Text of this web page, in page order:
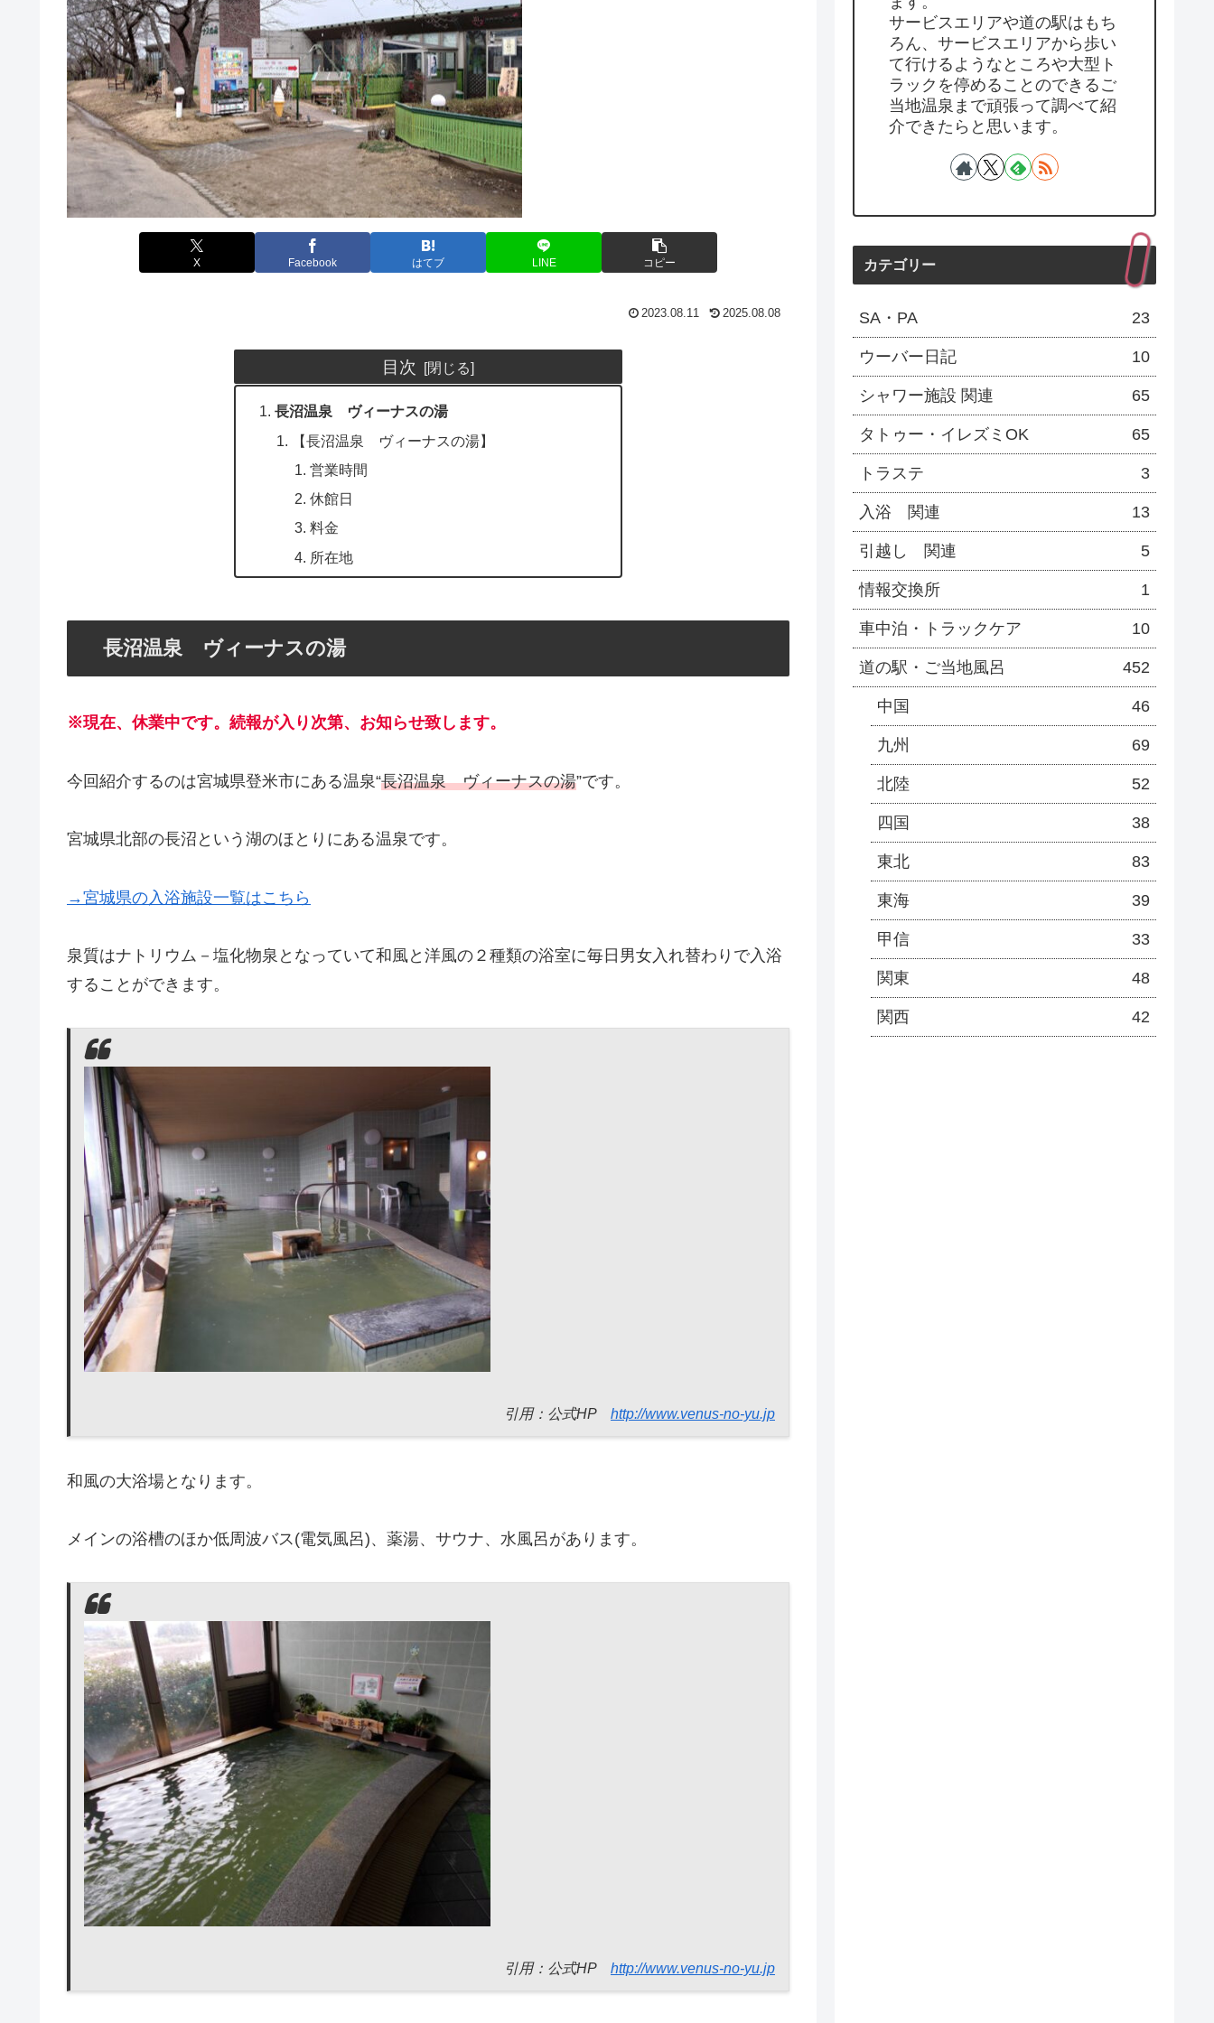
X Facebook はてブ LINE コピー
2023.08.11 2025.08.08
目次
長沼温泉 ヴィーナスの湯
【長沼温泉 ヴィーナスの湯】
営業時間
休館日
料金
所在地
長沼温泉 ヴィーナスの湯
※現在、休業中です。続報が入り次第、お知らせ致します。
今回紹介するのは宮城県登米市にある温泉“長沼温泉 ヴィーナスの湯”です。
宮城県北部の長沼という湖のほとりにある温泉です。
→宮城県の入浴施設一覧はこちら
泉質はナトリウム－塩化物泉となっていて和風と洋風の２種類の浴室に毎日男女入れ替わりで入浴
することができます。
引用：公式HP http://www.venus-no-yu.jp
和風の大浴場となります。
メインの浴槽のほか低周波バス(電気風呂)、薬湯、サウナ、水風呂があります。
引用：公式HP http://www.venus-no-yu.jp
サービスエリアや道の駅はもち
ろん、サービスエリアから歩い
て行けるようなところや大型ト
ラックを停めることのできるご
当地温泉まで頑張って調べて紹
介できたらと思います。
カテゴリー
SA・PA 23
ウーバー日記 10
シャワー施設 関連 65
タトゥー・イレズミOK 65
トラステ 3
入浴 関連 13
引越し 関連 5
情報交換所 1
車中泊・トラックケア 10
道の駅・ご当地風呂 452
中国 46
九州 69
北陸 52
四国 38
東北 83
東海 39
甲信 33
関東 48
関西 42